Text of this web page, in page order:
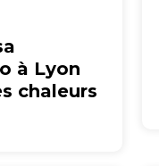
à Lyon
chaleurs